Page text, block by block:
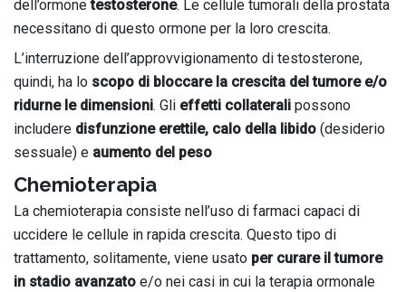
dell’ormonetestosterone. Le cellule tumorali della prostata
necessitano di questo ormone per la loro crescita.
L’interruzione dell’approvvigionamento di testosterone,
quindi, ha lo scopo di bloccare la crescita del tumore e/o
ridurne le dimensioni. Gli effetti collaterali possono
includere disfunzione erettile, calo della libido (desiderio
sessuale) e aumento del peso
Chemioterapia
La chemioterapia consiste nell’uso di farmaci capaci di
uccidere le cellule in rapida crescita. Questo tipo di
trattamento, solitamente, viene usato per curare il tumore
in stadio avanzato e/o nei casi in cui la terapia ormonale